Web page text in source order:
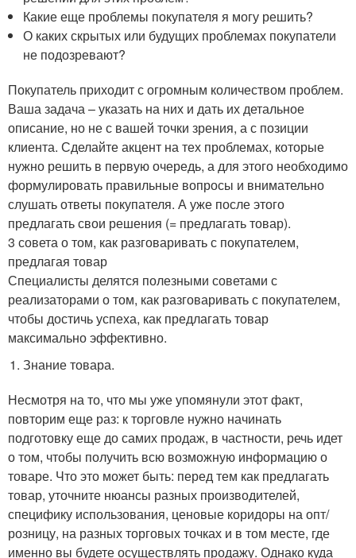
Какие еще проблемы покупателя я могу решить?
О каких скрытых или будущих проблемах покупатели
не подозревают?
Покупатель приходит с огромным количеством проблем.
Ваша задача – указать на них и дать их детальное
описание, но не с вашей точки зрения, а с позиции
клиента. Сделайте акцент на тех проблемах, которые
нужно решить в первую очередь, а для этого необходимо
формулировать правильные вопросы и внимательно
слушать ответы покупателя. А уже после этого
предлагать свои решения (= предлагать товар).
3 совета о том, как разговаривать с покупателем,
предлагая товар
Специалисты делятся полезными советами с
реализаторами о том, как разговаривать с покупателем,
чтобы достичь успеха, как предлагать товар
максимально эффективно.
Знание товара.
Несмотря на то, что мы уже упомянули этот факт,
повторим еще раз: к торговле нужно начинать
подготовку еще до самих продаж, в частности, речь идет
о том, чтобы получить всю возможную информацию о
товаре. Что это может быть: перед тем как предлагать
товар, уточните нюансы разных производителей,
специфику использования, ценовые коридоры на опт/
розницу, на разных торговых точках и в том месте, где
именно вы будете осуществлять продажу. Однако куда